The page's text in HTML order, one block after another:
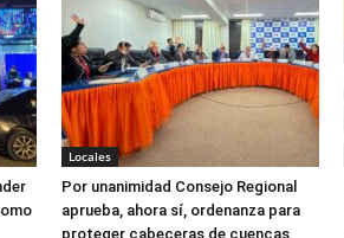
Locales
Por unanimidad Consejo Regional
aprueba, ahora sí, ordenanza para
proteger cabeceras de cuencas